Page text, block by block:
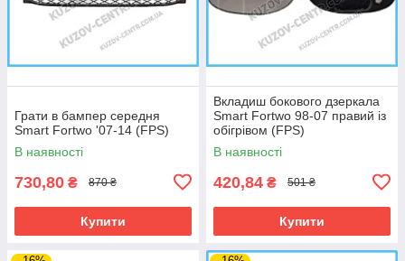
Грати в бампер середня
Smart Fortwo '07-14 (FPS)
В наявності
730,80 ₴ 870 ₴
Купити
Вкладиш бокового дзеркала
Smart Fortwo 98-07 правий із
обігрівом (FPS)
В наявності
420,84 ₴ 501 ₴
Купити